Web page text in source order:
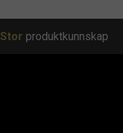
Stor produktkunnskap